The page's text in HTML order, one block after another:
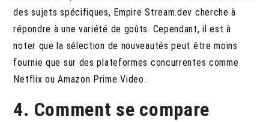
des sujets spécifiques, Empire Stream.dev cherche à
répondre à une variété de goûts. Cependant, il est à
noter que la sélection de nouveautés peut être moins
fournie que sur des plateformes concurrentes comme
Netflix ou Amazon Prime Video.
4. Comment se compare